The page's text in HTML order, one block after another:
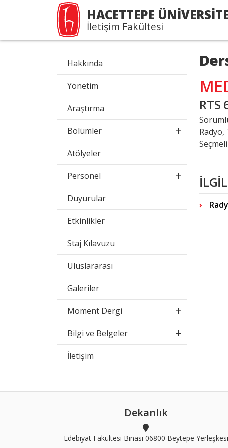
HACETTEPE
İletişim Fakültesi
Hakkında
Yönetim
Araştırma
Bölümler
Atölyeler
Personel
Duyurular
Etkinlikler
Staj Kılavuzu
Uluslararası
Galeriler
Moment Dergi
Bilgi ve Belgeler
İletişim
RTS
Radyo,
Seçmeli
Dekanlık
Edebiyat Fakültesi Binası 06800 Beytepe Yerleşkesi